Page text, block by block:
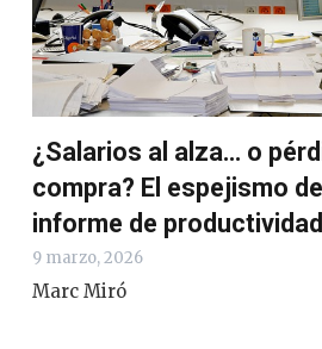
¿Salarios al alza… o
compra? El espejismo
informe de
9 marzo, 2026
Marc Miró